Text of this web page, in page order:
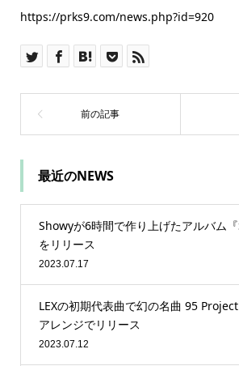
https://prks9.com/news.php?id=920
最近のNEWS
Showyが6時間で作り上げたアルバム
をリリース
2023.07.17
LEXの初期代表曲で幻の名曲 95
アレンジでリリース
2023.07.12